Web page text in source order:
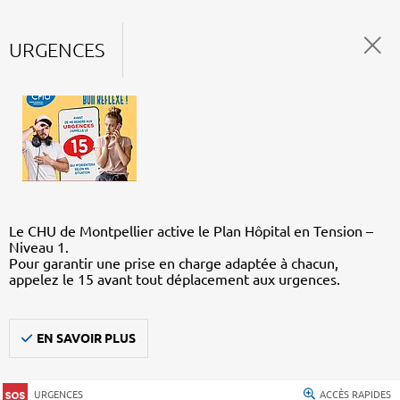
URGENCES
Le CHU de Montpellier active le Plan Hôpital en Tension –
Niveau 1.
Pour garantir une prise en charge adaptée à chacun,
appelez le 15 avant tout déplacement aux urgences.
EN SAVOIR PLUS
URGENCES ACCÈS RAPIDES